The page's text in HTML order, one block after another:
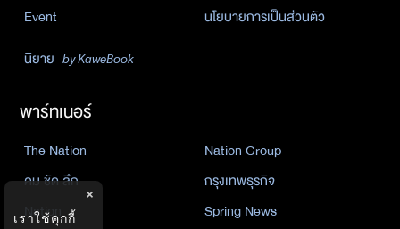
Event
นโยบายการเป็นส่วนตัว
นิยาย by KaweBook
พาร์ทเนอร์
The Nation
Nation Group
คม ชัด ลึก
กรุงเทพธุรกิจ
Nation
Spring News
×
เราใช้คุกกี้